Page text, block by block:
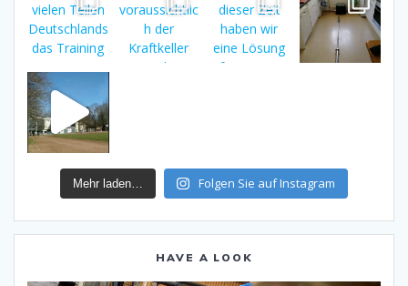
Mehr laden… Folgen Sie auf Instagram
HAVE A LOOK